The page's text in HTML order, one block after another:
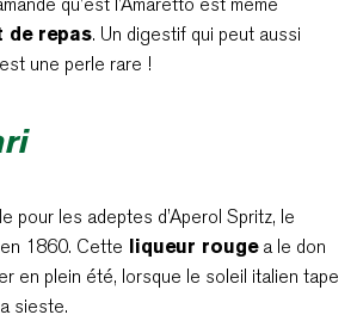
de repas. Un digestif qui peut aussi
une perle rare !
pour les adeptes d’Aperol Spritz, le
1860. Cette liqueur rougea le don
en plein été, lorsque le soleil italien tape
sieste.